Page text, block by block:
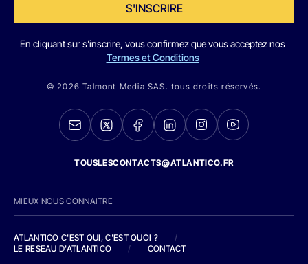
S'INSCRIRE
En cliquant sur s'inscrire, vous confirmez que vous acceptez nos
Termes et Conditions
© 2026 Talmont Media SAS. tous droits réservés.
TOUSLESCONTACTS@ATLANTICO.FR
MIEUX NOUS CONNAITRE
ATLANTICO C'EST QUI, C'EST QUOI ?
/
LE RESEAU D'ATLANTICO
/ CONTACT